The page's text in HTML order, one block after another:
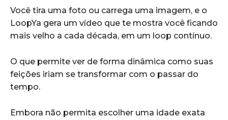
Você tira uma foto ou carrega uma imagem, e o
LoopYa gera um vídeo que te mostra você ficando
mais velho a cada década, em um loop contínuo.
O que permite ver de forma dinâmica como suas
feições iriam se transformar com o passar do
tempo.
Embora não permita escolher uma idade exata